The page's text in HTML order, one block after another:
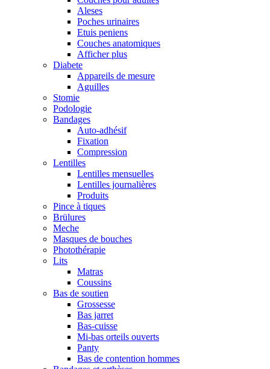
Aleses
Poches urinaires
Etuis peniens
Couches anatomiques
Afficher plus
Diabete
Appareils de mesure
Aguilles
Stomie
Podologie
Bandages
Auto-adhésif
Fixation
Compression
Lentilles
Lentilles mensuelles
Lentilles journalières
Produits
Pince à tiques
Brülures
Meche
Masques de bouches
Photothérapie
Lits
Matras
Coussins
Bas de soutien
Grossesse
Bas jarret
Bas-cuisse
Mi-bas orteils ouverts
Panty
Bas de contention hommes